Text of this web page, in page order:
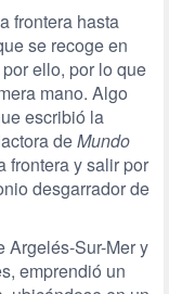
frontera hasta
se recoge en
ello, por lo que
mano. Algo
escribió la
deMundo
frontera y salir por
desgarrador de
Argelés-Sur-Mer y
emprendió un